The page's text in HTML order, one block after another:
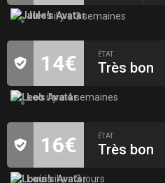
Julesil y a 3 semaines
14€ ÉTAT
Très bon
Leoil y a 4 semaines
16€ ÉTAT
Très bon
Louisil y a 3 jours